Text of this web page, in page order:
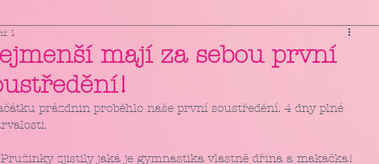
mají za sebou první
1
zjistily jaká je gymnastika vlastně dřina a makačka!